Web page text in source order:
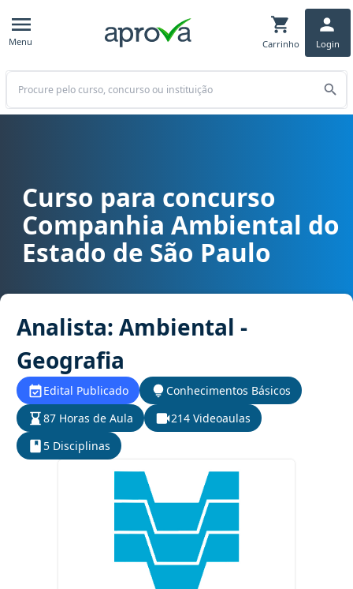
Menu Carrinho Login
Buscar
Curso para concurso CETESB - Companhia Ambiental do Estado
Curso para concurso
Companhia Ambiental do
Estado de São Paulo
Analista: Ambiental -
Geografia
Edital Publicado
Conhecimentos Básicos
87 Horas de Aula
214 Videoaulas
5 Disciplinas